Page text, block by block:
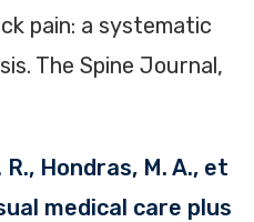
pain: a systematic
The Spine Journal,
Hondras, M. A., et
medical care plus